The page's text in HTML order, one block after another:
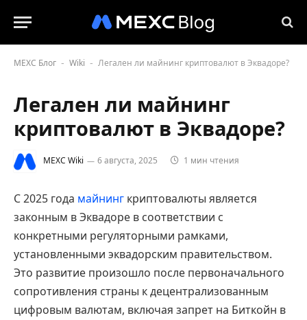
MEXC Блог - Wiki - Легален ли майнинг криптовалют в Эквадоре?
Легален ли майнинг
криптовалют в Эквадоре?
MEXC Wiki 6 августа, 2025 1 мин чтения
С 2025 года майнинг криптовалюты является
законным в Эквадоре в соответствии с
конкретными регуляторными рамками,
установленными эквадорским правительством.
Это развитие произошло после первоначального
сопротивления страны к децентрализованным
цифровым валютам, включая запрет на Биткойн в